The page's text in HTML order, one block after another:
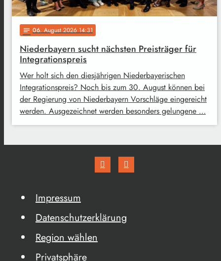
notes 06. August 2026 14:31
Niederbayern sucht nächsten Preisträger für
Integrationspreis
Wer holt sich den diesjährigen Niederbayerischen
Integrationspreis? Noch bis zum 30. August können bei
der Regierung von Niederbayern Vorschläge eingereicht
werden. Ausgezeichnet werden besonders gelungene …
Impressum
Datenschutzerklärung
Region wählen
Privatsphäre